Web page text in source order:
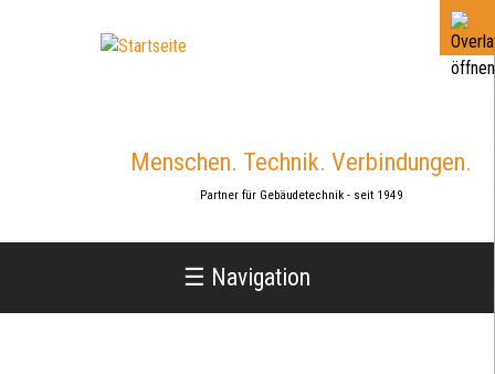
Menschen. Technik. Verbindungen.
Partner für Gebäudetechnik - seit 1949
☰ Navigation